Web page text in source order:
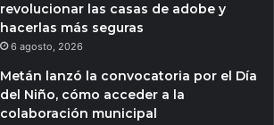
revolucionar las casas de adobe y
hacerlas más seguras
6 agosto, 2026
Metán lanzó la convocatoria por el Día
del Niño, cómo acceder a la
colaboración municipal